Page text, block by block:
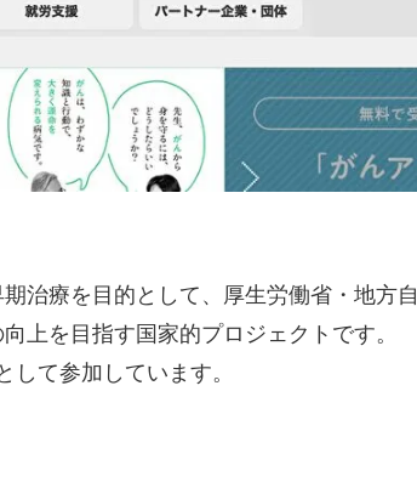
治療を目的として、厚生労働省・地方自
上を目指す国家的プロジェクトです。
て参加しています。